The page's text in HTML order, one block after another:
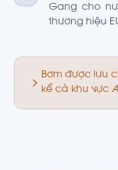
Gang cho
thương hiệu
Bơm được lưu
kể cả khu vực